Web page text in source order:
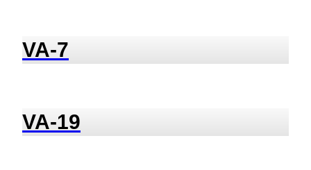
VA-7
VA-19